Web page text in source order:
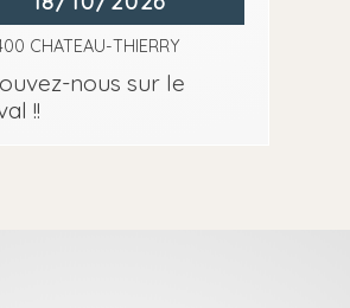
CHATEAU-THIERRY
nous sur le
!!